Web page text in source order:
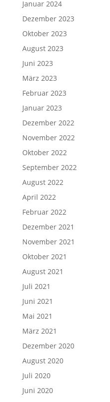
Januar 2024
Dezember 2023
Oktober 2023
August 2023
Juni 2023
März 2023
Februar 2023
Januar 2023
Dezember 2022
November 2022
Oktober 2022
September 2022
August 2022
April 2022
Februar 2022
Dezember 2021
November 2021
Oktober 2021
August 2021
Juli 2021
Juni 2021
Mai 2021
März 2021
Dezember 2020
August 2020
Juli 2020
Juni 2020